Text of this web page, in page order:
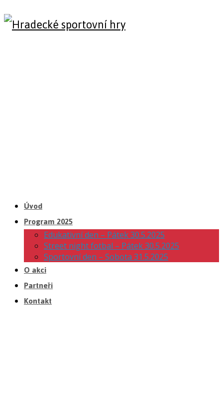
Úvod
Program 2025
Edukativní den – Pátek 30.5.2025
Street night fotbal – Pátek 30.5.2025
Sportovní den – Sobota 31.5.2025
O akci
Partneři
Kontakt